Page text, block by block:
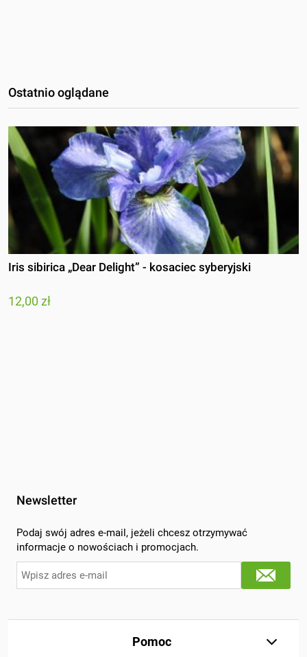
Ostatnio oglądane
Iris sibirica „Dear Delight” - kosaciec syberyjski
12,00 zł
Newsletter
Podaj swój adres e-mail, jeżeli chcesz otrzymywać
informacje o nowościach i promocjach.
Pomoc